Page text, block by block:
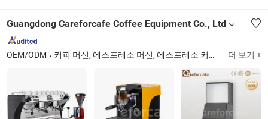
Guangdong Careforcafe Coffee Equipment Co., Ltd
OEM/ODM 커피 머신, 에스프레소 머신, 에스프레소 커피 머신, 커피 그라인더, 상업용 커피 브루어, 아이스 메이커, 커피 액세서리, 온수기, 음료 디스펜서, 뜨거운 물 디스펜서 더 보기 +